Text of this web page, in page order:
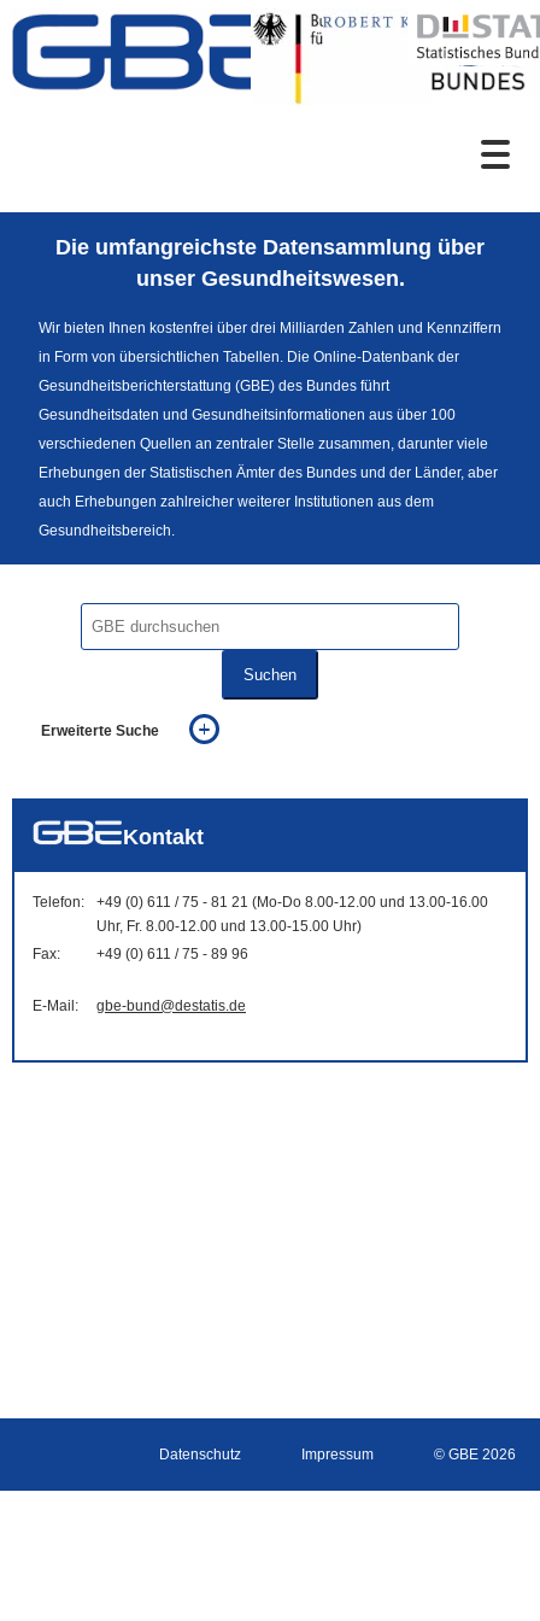
Zum Inhalt
Sprachumschaltung
Die umfangreichste Datensammlung über
unser Gesundheitswesen.
Wir bieten Ihnen kostenfrei über drei Milliarden Zahlen und Kennziffern
in Form von übersichtlichen Tabellen. Die Online-Datenbank der
Gesundheitsberichterstattung (GBE) des Bundes führt
Gesundheitsdaten und Gesundheitsinformationen aus über 100
verschiedenen Quellen an zentraler Stelle zusammen, darunter viele
Erhebungen der Statistischen Ämter des Bundes und der Länder, aber
auch Erhebungen zahlreicher weiterer Institutionen aus dem
Gesundheitsbereich.
Suchen
Erweiterte Suche
auch in allen Texten suchen (Volltextsuche)
Kontakt
Telefon:
+49 (0) 611 / 75 - 81 21 (Mo-Do 8.00-12.00 und 13.00-16.00
Uhr, Fr. 8.00-12.00 und 13.00-15.00 Uhr)
Fax:
+49 (0) 611 / 75 - 89 96
E-Mail: gbe-bund@destatis.de
Datenschutz Impressum © GBE 2026